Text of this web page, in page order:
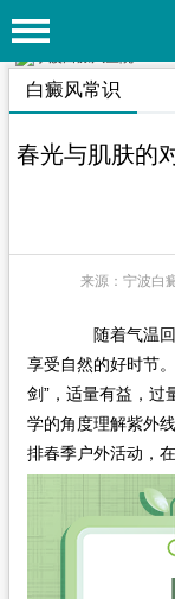
首 页
特色疗法
白癜风常识
白癜风人群
白癜风部位
白癜风类型
在线问诊
白癜风常识
春光与肌肤的
来源：宁波白
随着气温回
享受自然的好时节
剑”，适量有益，过
学的角度理解紫外
排春季户外活动，